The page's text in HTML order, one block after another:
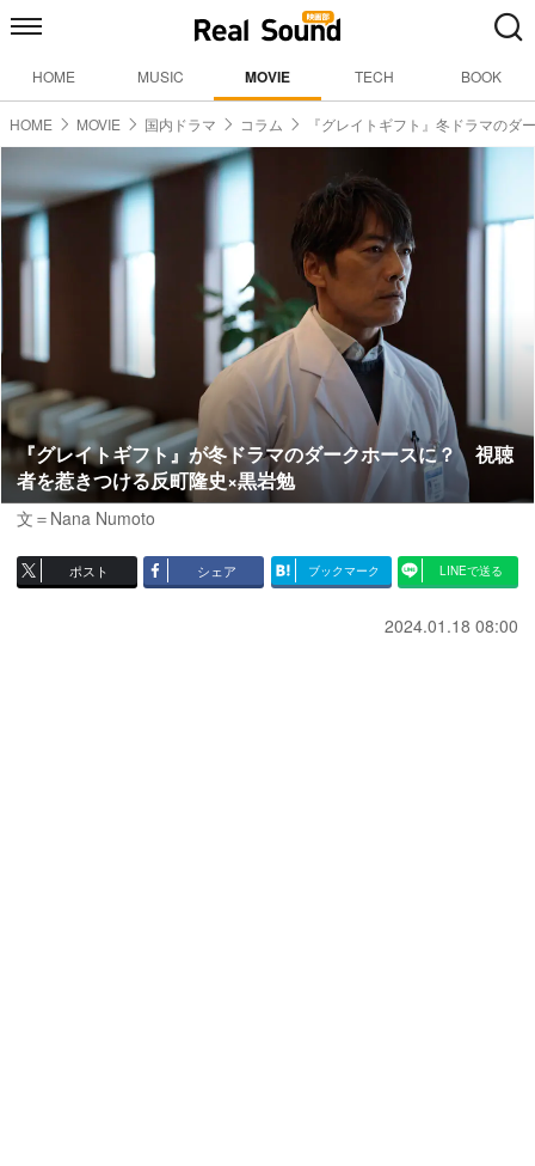
HOME MUSIC MOVIE TECH BOOK
HOME MOVIE 国内ドラマ コラム 『グレイトギフト』冬ドラマのダ
『グレイトギフト』が冬ドラマのダークホースに？ 視聴
者を惹きつける反町隆史×黒岩勉
文＝Nana Numoto
ポスト シェア ブックマーク LINEで送る
2024.01.18 08:00